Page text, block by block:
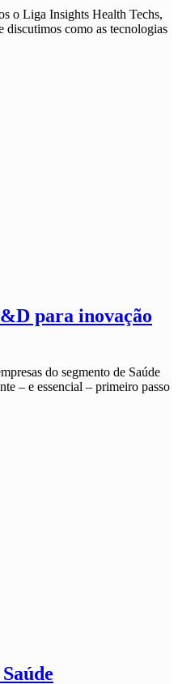
o Liga Insights Health Techs,
discutimos como as tecnologias
para inovação
do segmento de Saúde
– e essencial – primeiro passo